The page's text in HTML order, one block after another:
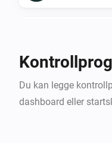
Zaptec Go
Lading starter
Du kan legge
dashboard eller